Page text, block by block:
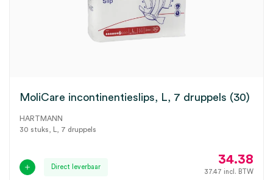
MoliCare incontinentieslips, L, 7 druppels (30)
HARTMANN
30 stuks, L, 7 druppels
Direct leverbaar
34.38
37.47 incl. BTW